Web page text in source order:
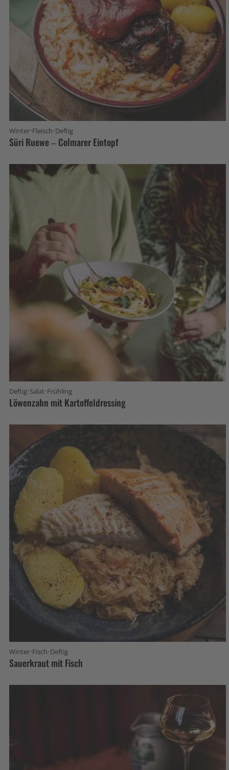
Winter·Fleisch·Deftig
Süri Ruewe – Colmarer Eintopf
Deftig·Salat·Frühling
Löwenzahn mit Kartoffeldressing
Winter·Fisch·Deftig
Sauerkraut mit Fisch